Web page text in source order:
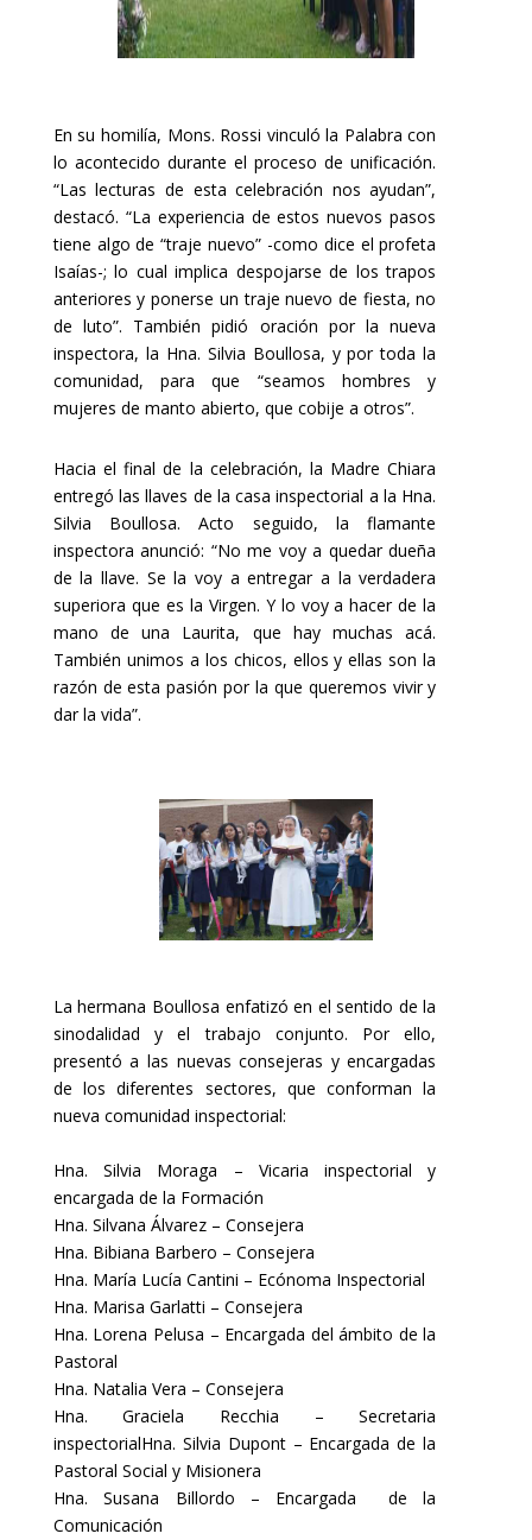
En su homilía, Mons. Rossi vinculó la Palabra con
lo acontecido durante el proceso de unificación.
“Las lecturas de esta celebración nos ayudan”,
destacó. “La experiencia de estos nuevos pasos
tiene algo de “traje nuevo” -como dice el profeta
Isaías-; lo cual implica despojarse de los trapos
anteriores y ponerse un traje nuevo de fiesta, no
de luto”. También pidió oración por la nueva
inspectora, la Hna. Silvia Boullosa, y por toda la
comunidad, para que “seamos hombres y
mujeres de manto abierto, que cobije a otros”.
Hacia el final de la celebración, la Madre Chiara
entregó las llaves de la casa inspectorial a la Hna.
Silvia Boullosa. Acto seguido, la flamante
inspectora anunció: “No me voy a quedar dueña
de la llave. Se la voy a entregar a la verdadera
superiora que es la Virgen. Y lo voy a hacer de la
mano de una Laurita, que hay muchas acá.
También unimos a los chicos, ellos y ellas son la
razón de esta pasión por la que queremos vivir y
dar la vida”.
La hermana Boullosa enfatizó en el sentido de la
sinodalidad y el trabajo conjunto. Por ello,
presentó a las nuevas consejeras y encargadas
de los diferentes sectores, que conforman la
nueva comunidad inspectorial:
Hna. Silvia Moraga – Vicaria inspectorial y
encargada de la Formación
Hna. Silvana Álvarez – Consejera
Hna. Bibiana Barbero – Consejera
Hna. María Lucía Cantini – Ecónoma Inspectorial
Hna. Marisa Garlatti – Consejera
Hna. Lorena Pelusa – Encargada del ámbito de la
Pastoral
Hna. Natalia Vera – Consejera
Hna. Graciela Recchia – Secretaria
inspectorialHna. Silvia Dupont – Encargada de la
Pastoral Social y Misionera
Hna. Susana Billordo – Encargada de la
Comunicación